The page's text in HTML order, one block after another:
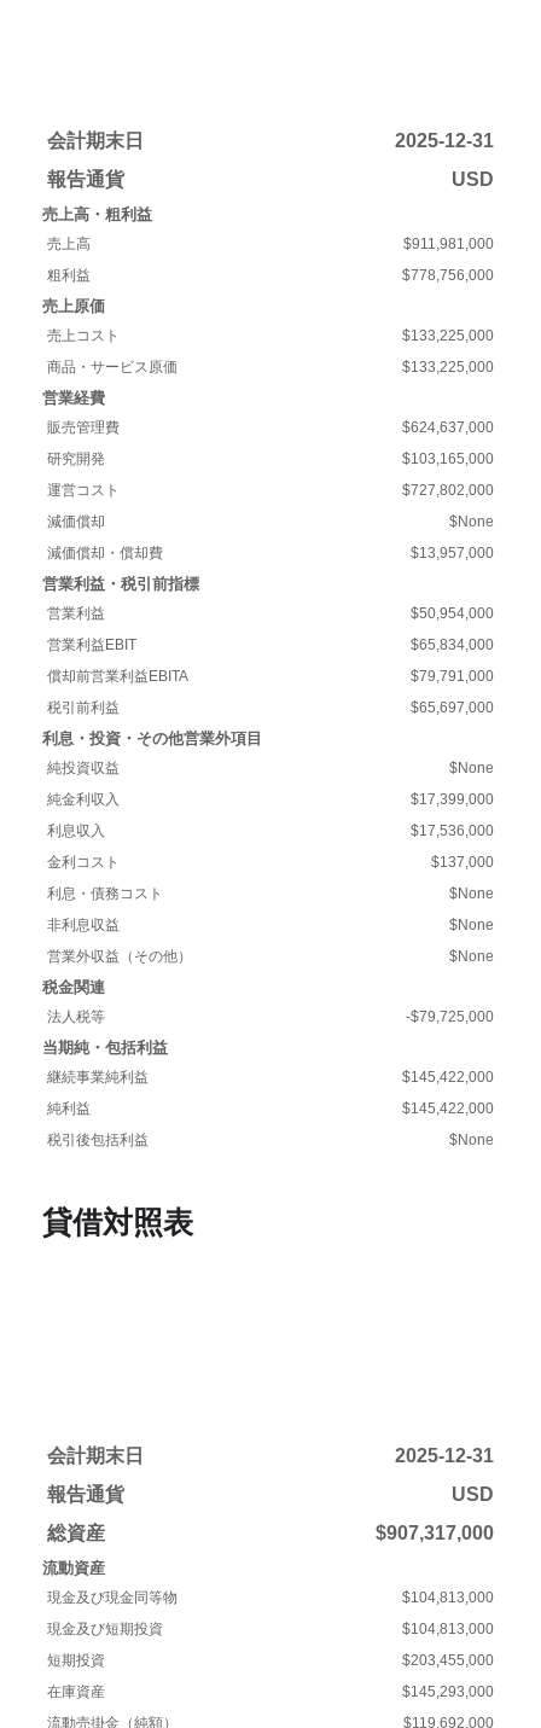
会計期末日
2025-12-31
報告通貨
USD
売上高・粗利益
売上高
$911,981,000
粗利益
$778,756,000
売上原価
売上コスト
$133,225,000
商品・サービス原価
$133,225,000
営業経費
販売管理費
$624,637,000
研究開発
$103,165,000
運営コスト
$727,802,000
減価償却
$None
減価償却・償却費
$13,957,000
営業利益・税引前指標
営業利益
$50,954,000
営業利益EBIT
$65,834,000
償却前営業利益EBITA
$79,791,000
税引前利益
$65,697,000
利息・投資・その他営業外項目
純投資収益
$None
純金利収入
$17,399,000
利息収入
$17,536,000
金利コスト
$137,000
利息・債務コスト
$None
非利息収益
$None
営業外収益（その他）
$None
税金関連
法人税等 -$79,725,000
当期純・包括利益
継続事業純利益
$145,422,000
純利益
$145,422,000
税引後包括利益
$None
貸借対照表
会計期末日
2025-12-31
報告通貨
USD
総資産
$907,317,000
流動資産
現金及び現金同等物
$104,813,000
現金及び短期投資
$104,813,000
短期投資
$203,455,000
在庫資産
$145,293,000
流動売掛金（純額）
$119,692,000